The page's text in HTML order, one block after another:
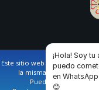
AVISO LEGAL Y
Este sitio web utiliza cookies
la misma y obtener
Puede obtener más
¡Hola! Soy
puedo
en
😊